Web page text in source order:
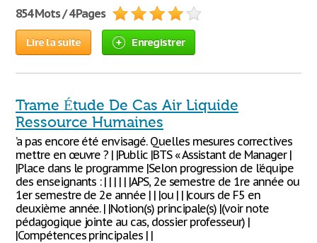
854 Mots / 4 Pages
Lire la suite Enregistrer
Trame Étude De Cas Air Liquide
Ressource Humaines
’a pas encore été envisagé. Quelles mesures correctives
mettre en œuvre ? | |Public |BTS « Assistant de Manager |
|Place dans le programme |Selon progression de l’équipe
des enseignants : | | | | | |APS, 2e semestre de 1re année ou
1er semestre de 2e année | | |ou | | |cours de F5 en
deuxième année. | |Notion(s) principale(s) |(voir note
pédagogique jointe au cas, dossier professeur) |
|Compétences principales | |